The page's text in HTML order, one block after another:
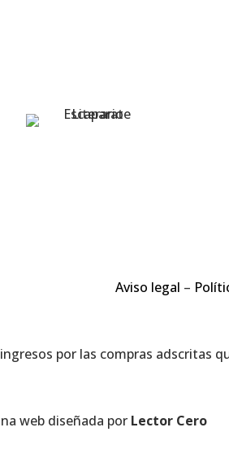
Aviso legal –
por las compras adscritas
web diseñada por Lector Cero